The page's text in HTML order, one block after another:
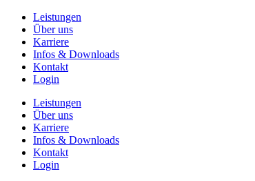
Leistungen
Über uns
Karriere
Infos & Downloads
Kontakt
Login
Leistungen
Über uns
Karriere
Infos & Downloads
Kontakt
Login